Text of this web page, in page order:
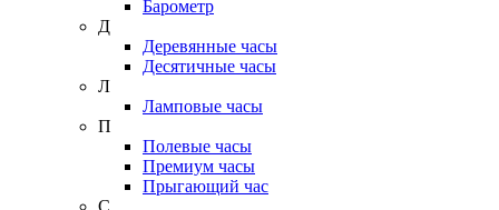
Барометр
Д
Деревянные часы
Десятичные часы
Л
Ламповые часы
П
Полевые часы
Премиум часы
Прыгающий час
С